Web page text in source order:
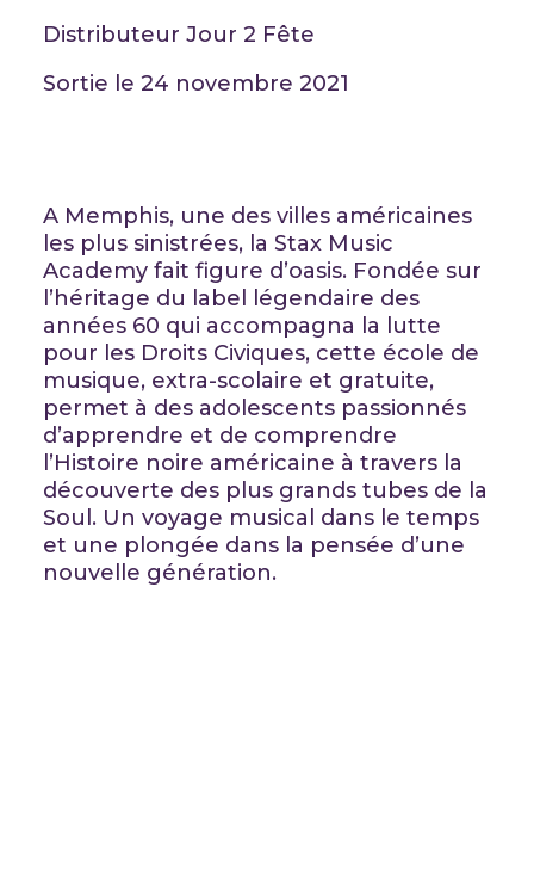
Distributeur Jour 2 Fête
Sortie le 24 novembre 2021
A Memphis, une des villes américaines
les plus sinistrées, la Stax Music
Academy fait figure d’oasis. Fondée sur
l’héritage du label légendaire des
années 60 qui accompagna la lutte
pour les Droits Civiques, cette école de
musique, extra-scolaire et gratuite,
permet à des adolescents passionnés
d’apprendre et de comprendre
l’Histoire noire américaine à travers la
découverte des plus grands tubes de la
Soul. Un voyage musical dans le temps
et une plongée dans la pensée d’une
nouvelle génération.